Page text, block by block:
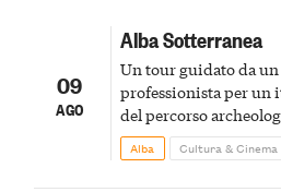
09
AGO
Alba Sotterranea
Un tour guidato da
professionista per un
del percorso
Alba Cultura & Cinema